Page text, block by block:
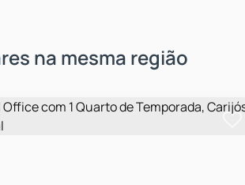
na mesma região